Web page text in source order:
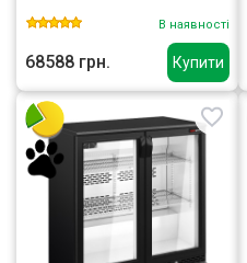
Купити
В наявності
68588 грн.